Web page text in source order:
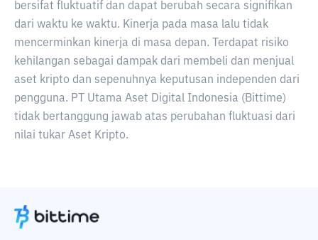
bersifat fluktuatif dan dapat berubah secara signifikan
dari waktu ke waktu. Kinerja pada masa lalu tidak
mencerminkan kinerja di masa depan. Terdapat risiko
kehilangan sebagai dampak dari membeli dan menjual
aset kripto dan sepenuhnya keputusan independen dari
pengguna. PT Utama Aset Digital Indonesia (Bittime)
tidak bertanggung jawab atas perubahan fluktuasi dari
nilai tukar Aset Kripto.